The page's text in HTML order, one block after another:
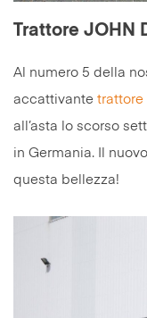
Trattore JOHN
Al numero 5 della
accattivante trattore
all’asta lo scorso
in Germania. Il
questa bellezza!